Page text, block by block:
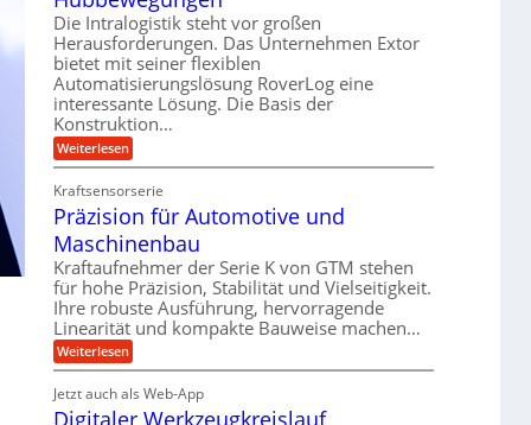
r
g
l
e
i
c
h
u
g
e
l
g
e
w
i
n
e
r
i
e
b
e
f
U
m
s
a
t
z
u
n
d
A
u
f
t
r
a
g
s
e
A
r
b
e
i
t
s
l
o
s
e
,
w
e
n
i
g
e
r
Die Intralogistik steht vor großen
Herausforderungen. Das Unternehmen Extor
bietet mit seiner flexiblen
Automatisierungslösung RoverLog eine
interessante Lösung. Die Basis der
Konstruktion…
Weiterlesen:
Z
h
n
s
t
a
n
g
e
n
g
e
r
i
Kraftsensorserie
Präzision für Automotive und
Maschinenbau
Kraftaufnehmer der Serie K von GTM stehen
für hohe Präzision, Stabilität und Vielseitigkeit.
Ihre robuste Ausführung, hervorragende
Linearität und kompakte Bauweise machen…
Weiterlesen:
P
ä
z
Jetzt auch als Web-App
Digitaler Werkzeugkreislauf